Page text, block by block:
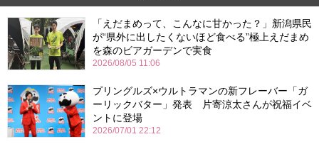
「えだまめって、こんなに甘かった？」新潟県民
が“県外に出したくないほど食べる”極上えだまめ
を森のビアガーデンで実食
2026/08/05 11:06
プリングルズ×ウルトラマンの新フレーバー「ガ
ーリックバター」発表 片寄涼太さんが祝福イベ
ントに登場
2026/07/01 22:12